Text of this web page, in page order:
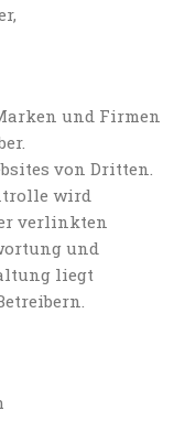
und Firmen
von Dritten.
wird
verlinkten
und
liegt